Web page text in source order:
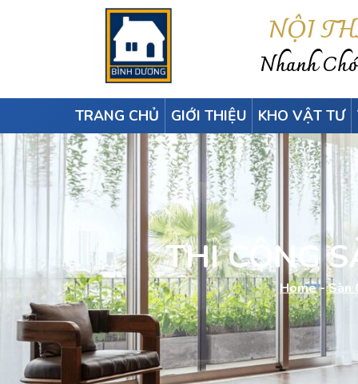
NỘI
Nhanh
TRANG CHỦ GIỚI THIỆU KHO VẬT TƯ
THI CÔNG
Home-Sàn